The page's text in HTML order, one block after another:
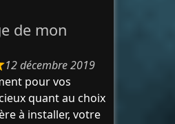
de mon
12 décembre 2019
pour vos
quant au choix
à installer, votre